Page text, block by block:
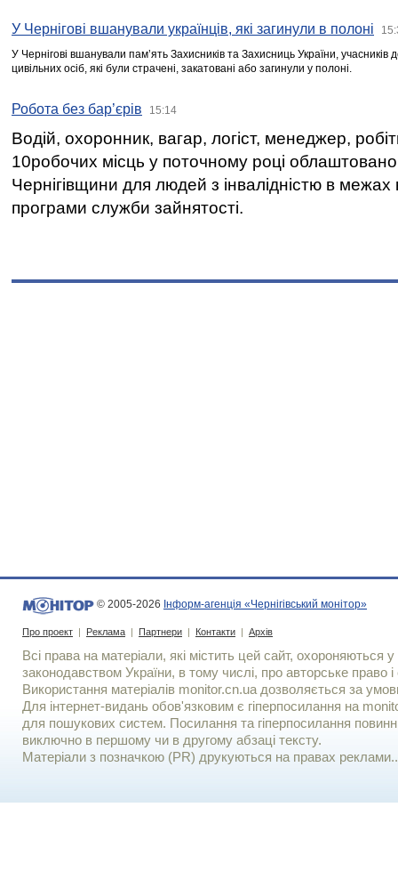
У Чернігові вшанували українців, які загинули в полоні
У Чернігові вшанували пам’ять Захисників та Захисниць України,
цивільних осіб, які були страчені, закатовані або загинули у полоні.
Робота без бар’єрів 15:14
Водій, охоронник, вагар, логіст, менеджер,
10робочих місць у поточному році
Чернігівщини для людей з інвалідністю в межах
програми служби зайнятості.
© 2005-2026 Інформ-агенція «Чернігівський монітор»
Про проект | Реклама | Партнери | Контакти | Архів
Всі права на матеріали, які містить цей сайт, охороняються у
законодавством України, в тому числі, про авторське право і
Використання матерiалiв monitor.cn.ua дозволяється за
Для iнтернет-видань обов'язковим є гiперпосилання на
для пошукових систем. Посилання та гіперпосилання
виключно в першому чи в другому абзаці тексту.
Матеріали з позначкою (PR) друкуються на правах реклами..